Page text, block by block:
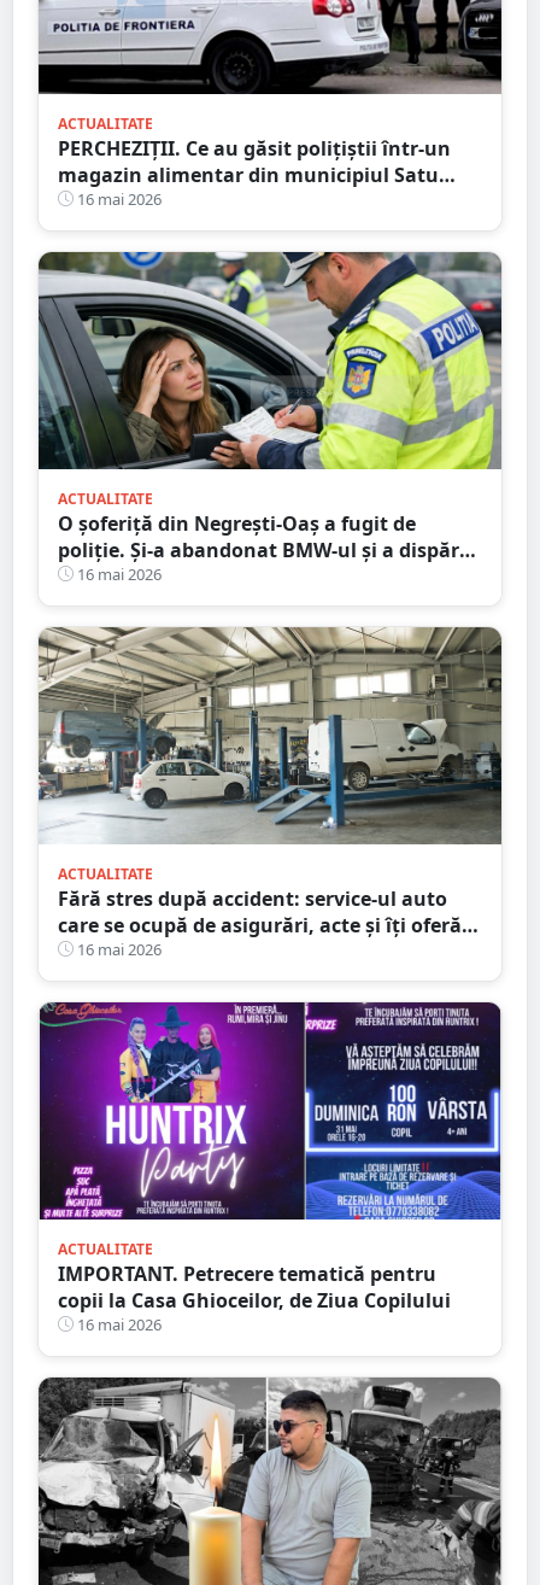
ACTUALITATE
PERCHEZIȚII. Ce au găsit polițiștii într-un
magazin alimentar din municipiul Satu
Mare
16 mai 2026
ACTUALITATE
O șoferiță din Negrești-Oaș a fugit de
poliție. Și-a abandonat BMW-ul și a dispărut
printre blocuri
16 mai 2026
ACTUALITATE
Fără stres după accident: service-ul auto
care se ocupă de asigurări, acte și îți oferă
mașină la schimb
16 mai 2026
ACTUALITATE
IMPORTANT. Petrecere tematică pentru
copii la Casa Ghioceilor, de Ziua Copilului
16 mai 2026